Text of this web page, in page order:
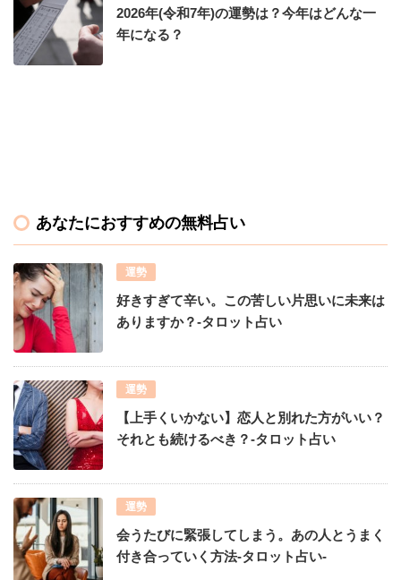
2026年(令和7年)の運勢は？今年はどんな一
年になる？
あなたにおすすめの無料占い
運勢
好きすぎて辛い。この苦しい片思いに未来は
ありますか？-タロット占い
運勢
【上手くいかない】恋人と別れた方がいい？
それとも続けるべき？-タロット占い
運勢
会うたびに緊張してしまう。あの人とうまく
付き合っていく方法-タロット占い-